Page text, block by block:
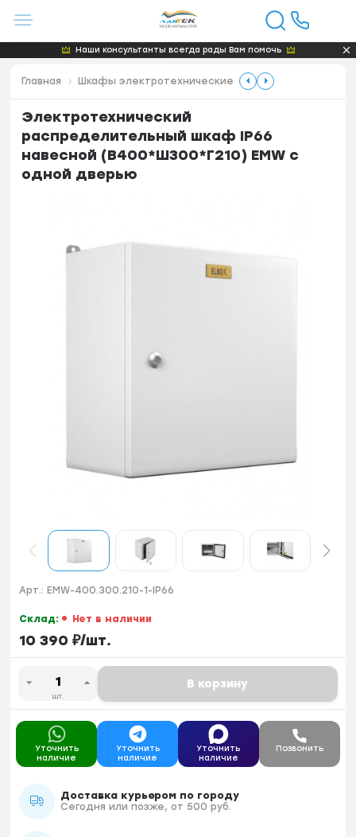
Наши консультанты всегда рады Вам помочь
Главная Шкафы электротехнические
Электротехнический
распределительный шкаф IP66
навесной (В400*Ш300*Г210) EMW c
одной дверью
Арт.: EMW-400.300.210-1-IP66
Склад: Нет в наличии
10 390 ₽/шт.
шт.
В корзину
Уточнить
наличие
Уточнить
наличие
Уточнить
наличие
Позвонить
Доставка курьером по городу
Сегодня или позже, от 500 руб.